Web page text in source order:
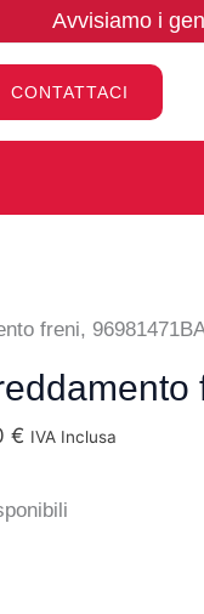
Avvisiamo i
CONTATTACI
freni,
€
attuale
IVA Inclusa